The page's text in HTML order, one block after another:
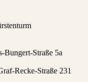
Bungert-Straße 5a
Recke-Straße 231